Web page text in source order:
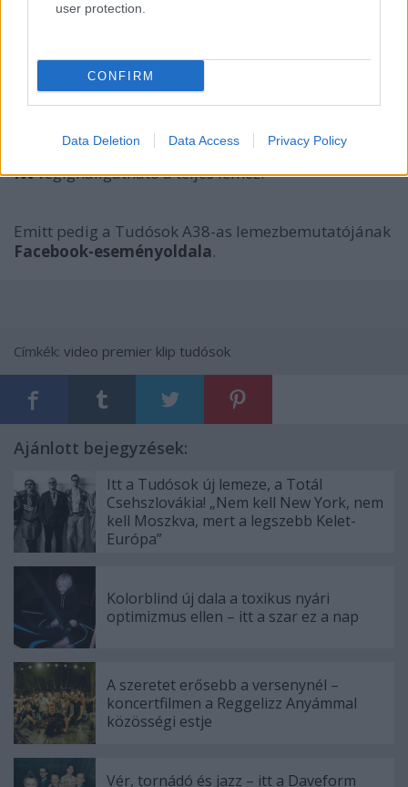
user protection.
CONFIRM
Data Deletion Data Access Privacy Policy
Ittvégighallgatható a teljes lemez.
Emitt pedig a Tudósok A38-as lemezbemutatójának
Facebook-eseményoldala.
Címkék: video premier klip tudósok
Ajánlott bejegyzések:
Itt a Tudósok új lemeze, a Totál
Csehszlovákia! „Nem kell New York, nem
kell Moszkva, mert a legszebb Kelet-
Európa”
Kolorblind új dala a toxikus nyári
optimizmus ellen – itt a szar ez a nap
A szeretet erősebb a versenynél –
koncertfilmen a Reggelizz Anyámmal
közösségi estje
Vér, tornádó és jazz – itt a Daveform